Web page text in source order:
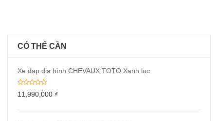
CÓ THỂ CẦN
Xe đạp địa hình CHEVAUX TOTO Xanh lục
11,990,000 ₫